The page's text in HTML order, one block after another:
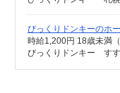
びっくりドンキーのホ
びっくりドンキー す